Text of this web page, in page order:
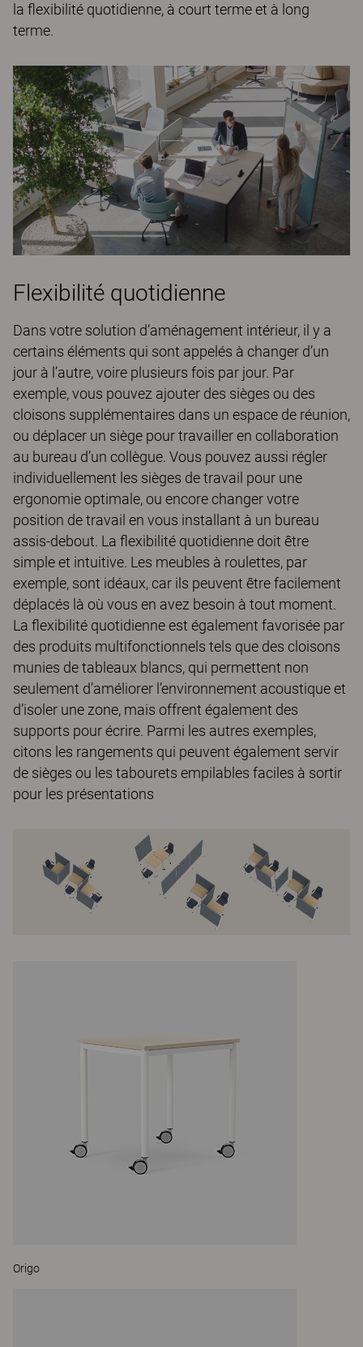
la flexibilité quotidienne, à court terme et à long
terme.
Flexibilité quotidienne
Dans votre solution d’aménagement intérieur, il y a
certains éléments qui sont appelés à changer d’un
jour à l’autre, voire plusieurs fois par jour. Par
exemple, vous pouvez ajouter des sièges ou des
cloisons supplémentaires dans un espace de réunion,
ou déplacer un siège pour travailler en collaboration
au bureau d’un collègue. Vous pouvez aussi régler
individuellement les sièges de travail pour une
ergonomie optimale, ou encore changer votre
position de travail en vous installant à un bureau
assis-debout. La flexibilité quotidienne doit être
simple et intuitive. Les meubles à roulettes, par
exemple, sont idéaux, car ils peuvent être facilement
déplacés là où vous en avez besoin à tout moment.
La flexibilité quotidienne est également favorisée par
des produits multifonctionnels tels que des cloisons
munies de tableaux blancs, qui permettent non
seulement d’améliorer l’environnement acoustique et
d’isoler une zone, mais offrent également des
supports pour écrire. Parmi les autres exemples,
citons les rangements qui peuvent également servir
de sièges ou les tabourets empilables faciles à sortir
pour les présentations
Origo